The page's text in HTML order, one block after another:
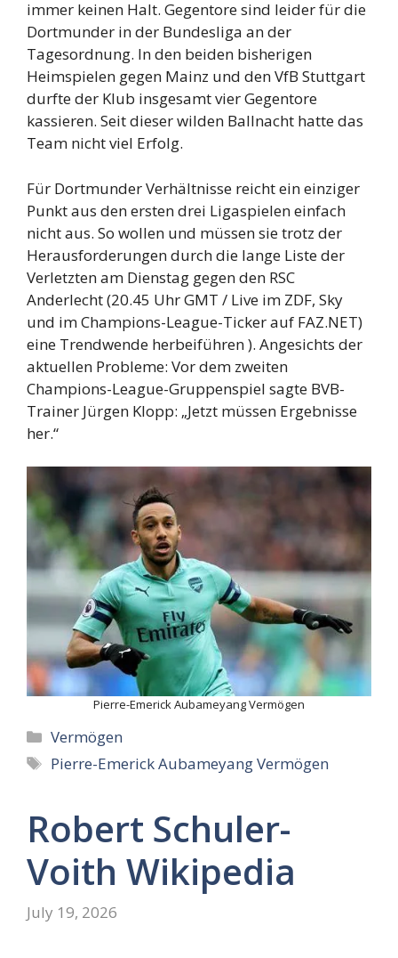
immer keinen Halt. Gegentore sind leider für die
Dortmunder in der Bundesliga an der
Tagesordnung. In den beiden bisherigen
Heimspielen gegen Mainz und den VfB Stuttgart
durfte der Klub insgesamt vier Gegentore
kassieren. Seit dieser wilden Ballnacht hatte das
Team nicht viel Erfolg.
Für Dortmunder Verhältnisse reicht ein einziger
Punkt aus den ersten drei Ligaspielen einfach
nicht aus. So wollen und müssen sie trotz der
Herausforderungen durch die lange Liste der
Verletzten am Dienstag gegen den RSC
Anderlecht (20.45 Uhr GMT / Live im ZDF, Sky
und im Champions-League-Ticker auf FAZ.NET)
eine Trendwende herbeiführen ). Angesichts der
aktuellen Probleme: Vor dem zweiten
Champions-League-Gruppenspiel sagte BVB-
Trainer Jürgen Klopp: „Jetzt müssen Ergebnisse
her.“
Pierre-Emerick Aubameyang Vermögen
Categories
Vermögen
Tags
Pierre-Emerick Aubameyang Vermögen
Robert Schuler-
Voith Wikipedia
July 19, 2026